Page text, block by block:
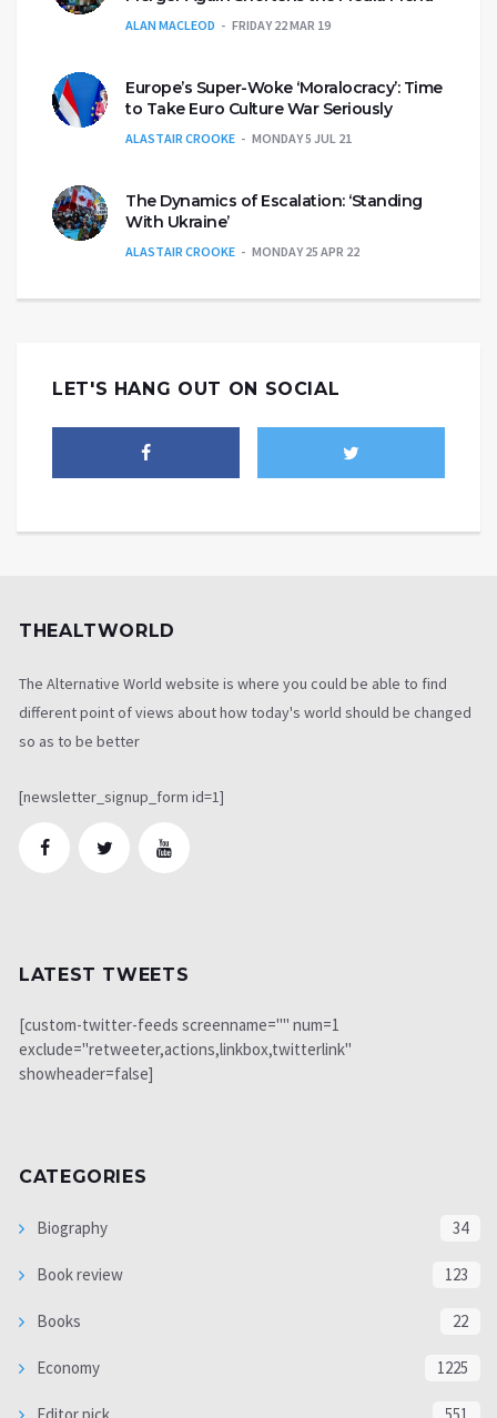
ALAN MACLEOD FRIDAY 22 MAR 19
Europe’s Super-Woke ‘Moralocracy’: Time
to Take Euro Culture War Seriously
ALASTAIR CROOKE MONDAY 5 JUL 21
The Dynamics of Escalation: ‘Standing
With Ukraine’
ALASTAIR CROOKE MONDAY 25 APR 22
LET'S HANG OUT ON SOCIAL
THEALTWORLD
The Alternative World website is where you could be able to find
different point of views about how today's world should be changed
so as to be better
[newsletter_signup_form id=1]
LATEST TWEETS
[custom-twitter-feeds screenname="" num=1
exclude="retweeter,actions,linkbox,twitterlink"
showheader=false]
CATEGORIES
Biography 34
Book review 123
Books 22
Economy 1225